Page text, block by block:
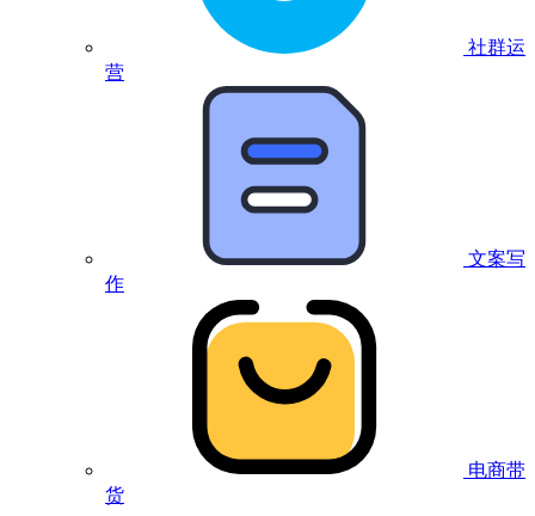
社群运
营
文案写
作
电商带
货